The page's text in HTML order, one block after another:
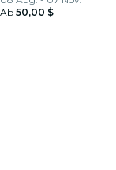
Ab 50,00 $